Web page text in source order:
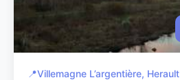
📍Villemagne L’argentière, Herault